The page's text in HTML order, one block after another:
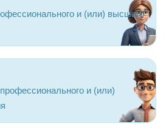
и (или) высшего
и (или)